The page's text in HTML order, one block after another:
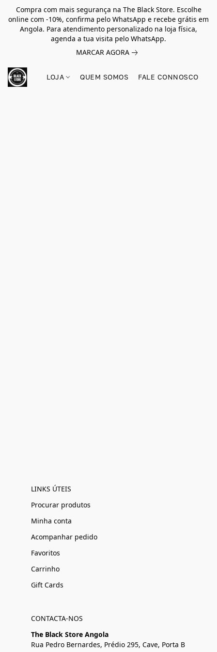
Compra com mais segurança na The Black Store. Escolhe
online com -10%, confirma pelo WhatsApp e recebe grátis em
Angola. Para atendimento personalizado na loja física,
agenda a tua visita pelo WhatsApp.
MARCAR AGORA
LOJA QUEM SOMOS FALE CONNOSCO
LINKS ÚTEIS
Procurar produtos
Minha conta
Acompanhar pedido
Favoritos
Carrinho
Gift Cards
CONTACTA-NOS
The Black Store Angola
Rua Pedro Bernardes, Prédio 295, Cave, Porta B